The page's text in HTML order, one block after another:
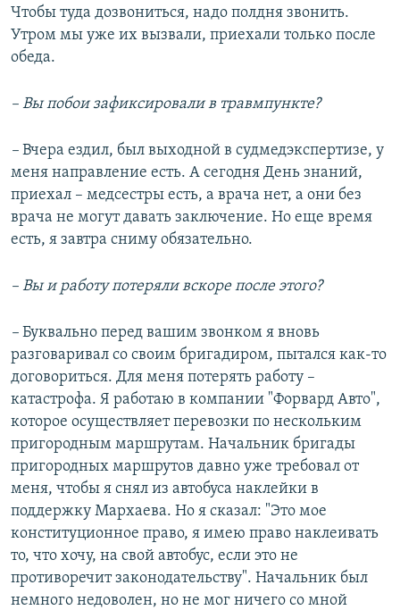
Чтобы туда дозвониться, надо полдня звонить.
Утром мы уже их вызвали, приехали только после
обеда.
– Вы побои зафиксировали в травмпункте?
– Вчера ездил, был выходной в судмедэкспертизе, у
меня направление есть. А сегодня День знаний,
приехал – медсестры есть, а врача нет, а они без
врача не могут давать заключение. Но еще время
есть, я завтра сниму обязательно.
– Вы и работу потеряли вскоре после этого?
– Буквально перед вашим звонком я вновь
разговаривал со своим бригадиром, пытался как-то
договориться. Для меня потерять работу –
катастрофа. Я работаю в компании "Форвард Авто",
которое осуществляет перевозки по нескольким
пригородным маршрутам. Начальник бригады
пригородных маршрутов давно уже требовал от
меня, чтобы я снял из автобуса наклейки в
поддержку Мархаева. Но я сказал: "Это мое
конституционное право, я имею право наклеивать
то, что хочу, на свой автобус, если это не
противоречит законодательству". Начальник был
немного недоволен, но не мог ничего со мной